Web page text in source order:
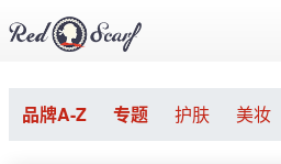
品牌A-Z 专题 护肤 美妆